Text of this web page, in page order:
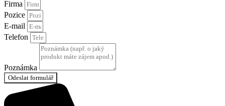
Firma
Pozice
E-mail
Telefon
Poznámka
Odeslat formulář